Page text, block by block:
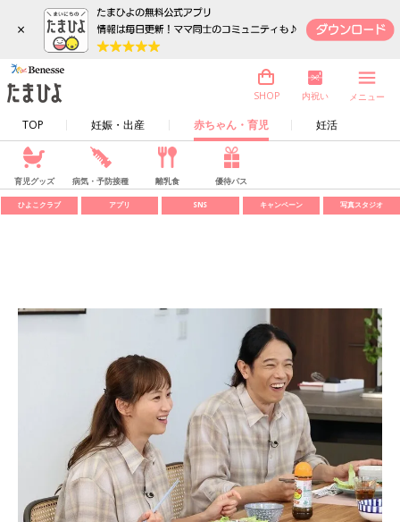
×
TOP 妊娠・出産 赤ちゃん・育児 妊活
SHOP 内祝い メニュー
育児グッズ 病気・予防接種 離乳食 優待パス
ひよこクラブ アプリ SNS キャンペーン 写真スタジオ